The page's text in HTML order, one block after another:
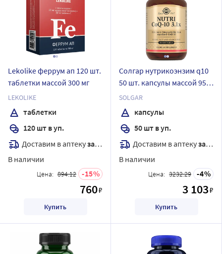
Lekolike феррум ап 120 шт.
таблетки массой 300 мг
LEKOLIKE
таблетки
120 шт в уп.
Доставим в аптекузавтра
В наличии
Цена: 894.12 15
760₽
Купить
Солгар нутрикоэнзим q10
50 шт. капсулы массой 950
мг
SOLGAR
капсулы
50 шт в уп.
Доставим в аптекузавтра
В наличии
Цена: 3232.29 4
3 103₽
Купить